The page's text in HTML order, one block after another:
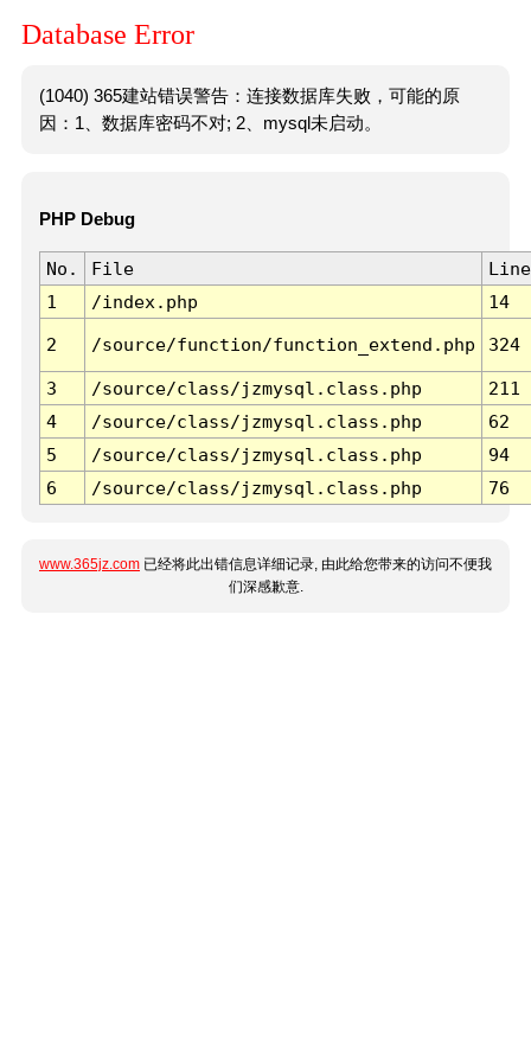
Database Error
(1040) 365建站错误警告：连接数据库失败，可能的原
因：1、数据库密码不对; 2、mysql未启动。
PHP Debug
No. File
Line
1
/index.php 14
2 /source/function/function_extend.php 324
3 /source/class/jzmysql.class.php
211
4
/source/class/jzmysql.class.php
62
5
/source/class/jzmysql.class.php
94
6
/source/class/jzmysql.class.php 76
www.365jz.com 已经将此出错信息详细记录, 由此给您带来的访问不便我
们深感歉意.